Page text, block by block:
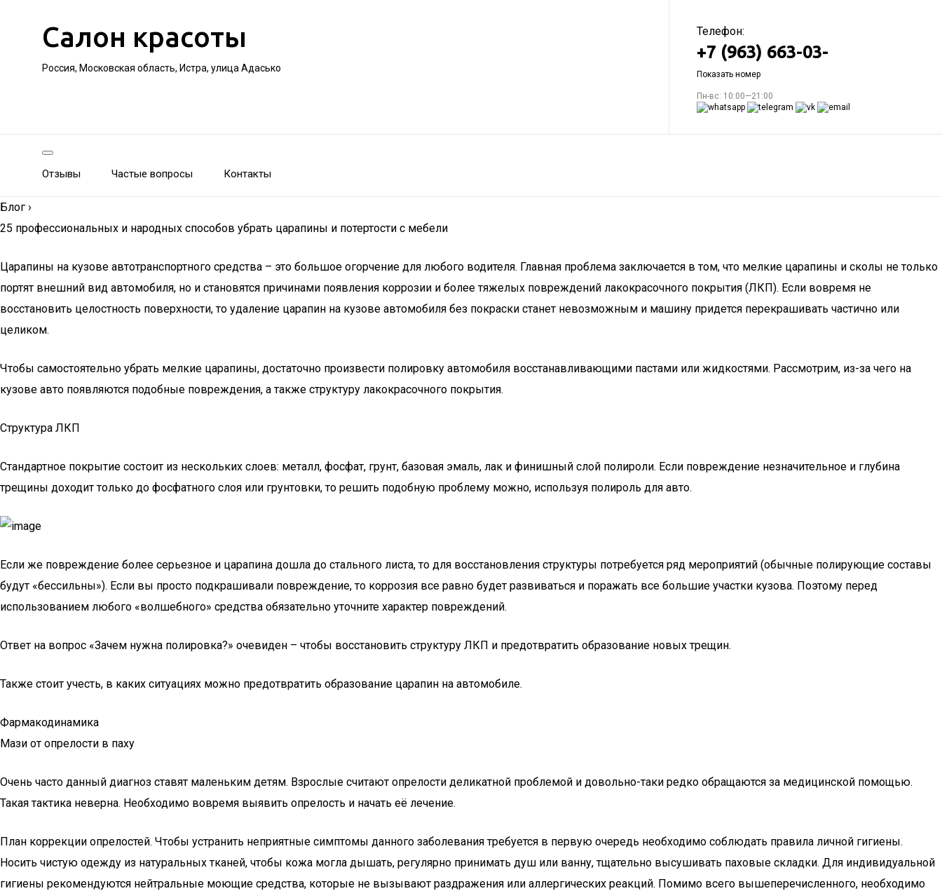
Салон красоты
Россия, Московская область, Истра, улица Адасько
Телефон:
+7 (963) 663-03-
Показать номер
Пн-вс: 10:00—21:00
Отзывы Частые вопросы Контакты
Блог ›
25 профессиональных и народных способов убрать царапины и потертости с мебели
Царапины на кузове автотранспортного средства – это большое огорчение для любого водителя. Главная проблема заключается в том, что мелкие царапины и сколы не только
портят внешний вид автомобиля, но и становятся причинами появления коррозии и более тяжелых повреждений лакокрасочного покрытия (ЛКП). Если вовремя не
восстановить целостность поверхности, то удаление царапин на кузове автомобиля без покраски станет невозможным и машину придется перекрашивать частично или
целиком.
Чтобы самостоятельно убрать мелкие царапины, достаточно произвести полировку автомобиля восстанавливающими пастами или жидкостями. Рассмотрим, из-за чего на
кузове авто появляются подобные повреждения, а также структуру лакокрасочного покрытия.
Структура ЛКП
Стандартное покрытие состоит из нескольких слоев: металл, фосфат, грунт, базовая эмаль, лак и финишный слой полироли. Если повреждение незначительное и глубина
трещины доходит только до фосфатного слоя или грунтовки, то решить подобную проблему можно, используя полироль для авто.
Если же повреждение более серьезное и царапина дошла до стального листа, то для восстановления структуры потребуется ряд мероприятий (обычные полирующие составы
будут «бессильны»). Если вы просто подкрашивали повреждение, то коррозия все равно будет развиваться и поражать все большие участки кузова. Поэтому перед
использованием любого «волшебного» средства обязательно уточните характер повреждений.
Ответ на вопрос «Зачем нужна полировка?» очевиден – чтобы восстановить структуру ЛКП и предотвратить образование новых трещин.
Также стоит учесть, в каких ситуациях можно предотвратить образование царапин на автомобиле.
Фармакодинамика
Мази от опрелости в паху
Очень часто данный диагноз ставят маленьким детям. Взрослые считают опрелости деликатной проблемой и довольно-таки редко обращаются за медицинской помощью.
Такая тактика неверна. Необходимо вовремя выявить опрелость и начать её лечение.
План коррекции опрелостей. Чтобы устранить неприятные симптомы данного заболевания требуется в первую очередь необходимо соблюдать правила личной гигиены.
Носить чистую одежду из натуральных тканей, чтобы кожа могла дышать, регулярно принимать душ или ванну, тщательно высушивать паховые складки. Для индивидуальной
гигиены рекомендуются нейтральные моющие средства, которые не вызывают раздражения или аллергических реакций. Помимо всего вышеперечисленного, необходимо